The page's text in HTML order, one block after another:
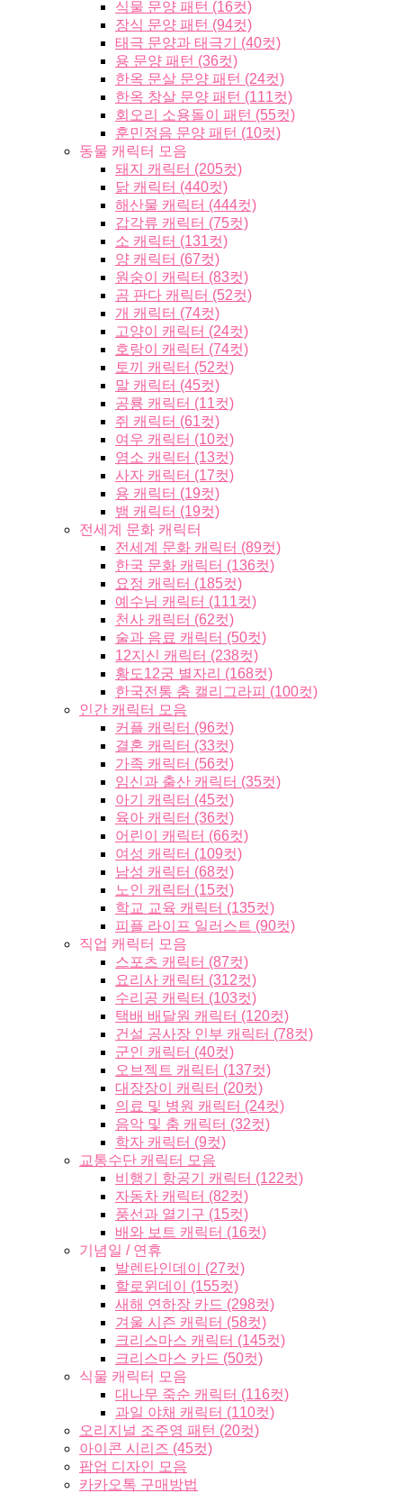
식물 문양 패턴 (16컷)
장식 문양 패턴 (94컷)
태극 문양과 태극기 (40컷)
용 문양 패턴 (36컷)
한옥 문살 문양 패턴 (24컷)
한옥 창살 문양 패턴 (111컷)
회오리 소용돌이 패턴 (55컷)
훈민정음 문양 패턴 (10컷)
동물 캐릭터 모음
돼지 캐릭터 (205컷)
닭 캐릭터 (440컷)
해산물 캐릭터 (444컷)
갑각류 캐릭터 (75컷)
소 캐릭터 (131컷)
양 캐릭터 (67컷)
원숭이 캐릭터 (83컷)
곰 판다 캐릭터 (52컷)
개 캐릭터 (74컷)
고양이 캐릭터 (24컷)
호랑이 캐릭터 (74컷)
토끼 캐릭터 (52컷)
말 캐릭터 (45컷)
공룡 캐릭터 (11컷)
쥐 캐릭터 (61컷)
여우 캐릭터 (10컷)
염소 캐릭터 (13컷)
사자 캐릭터 (17컷)
용 캐릭터 (19컷)
뱀 캐릭터 (19컷)
전세계 문화 캐릭터
전세계 문화 캐릭터 (89컷)
한국 문화 캐릭터 (136컷)
요정 캐릭터 (185컷)
예수님 캐릭터 (111컷)
천사 캐릭터 (62컷)
술과 음료 캐릭터 (50컷)
12지신 캐릭터 (238컷)
황도12궁 별자리 (168컷)
한국전통 춤 캘리그라피 (100컷)
인간 캐릭터 모음
커플 캐릭터 (96컷)
결혼 캐릭터 (33컷)
가족 캐릭터 (56컷)
임신과 출산 캐릭터 (35컷)
아기 캐릭터 (45컷)
육아 캐릭터 (36컷)
어린이 캐릭터 (66컷)
여성 캐릭터 (109컷)
남성 캐릭터 (68컷)
노인 캐릭터 (15컷)
학교 교육 캐릭터 (135컷)
피플 라이프 일러스트 (90컷)
직업 캐릭터 모음
스포츠 캐릭터 (87컷)
요리사 캐릭터 (312컷)
수리공 캐릭터 (103컷)
택배 배달원 캐릭터 (120컷)
건설 공사장 인부 캐릭터 (78컷)
군인 캐릭터 (40컷)
오브젝트 캐릭터 (137컷)
대장장이 캐릭터 (20컷)
의료 및 병원 캐릭터 (24컷)
음악 및 춤 캐릭터 (32컷)
학자 캐릭터 (9컷)
교통수단 캐릭터 모음
비행기 항공기 캐릭터 (122컷)
자동차 캐릭터 (82컷)
풍선과 열기구 (15컷)
배와 보트 캐릭터 (16컷)
기념일 / 연휴
발렌타인데이 (27컷)
할로윈데이 (155컷)
새해 연하장 카드 (298컷)
겨울 시즌 캐릭터 (58컷)
크리스마스 캐릭터 (145컷)
크리스마스 카드 (50컷)
식물 캐릭터 모음
대나무 죽순 캐릭터 (116컷)
과일 야채 캐릭터 (110컷)
오리지널 조주영 패턴 (20컷)
아이콘 시리즈 (45컷)
팝업 디자인 모음
카카오톡 구매방법